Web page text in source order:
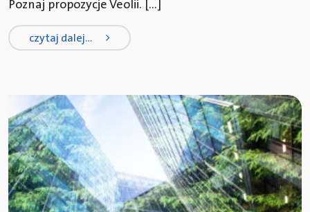
Poznaj propozycje Veolii. […]
czytaj dalej…from prąd przemysłowy dla firm